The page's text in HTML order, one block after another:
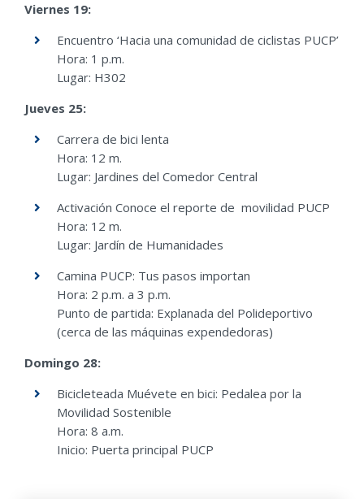
Viernes 19:
Encuentro ‘Hacia una comunidad de ciclistas PUCP’
Hora: 1 p.m.
Lugar: H302
Jueves 25:
Carrera de bici lenta
Hora: 12 m.
Lugar: Jardines del Comedor Central
Activación Conoce el reporte de movilidad PUCP
Hora: 12 m.
Lugar: Jardín de Humanidades
Camina PUCP: Tus pasos importan
Hora: 2 p.m. a 3 p.m.
Punto de partida: Explanada del Polideportivo
(cerca de las máquinas expendedoras)
Domingo 28:
Bicicleteada Muévete en bici: Pedalea por la
Movilidad Sostenible
Hora: 8 a.m.
Inicio: Puerta principal PUCP